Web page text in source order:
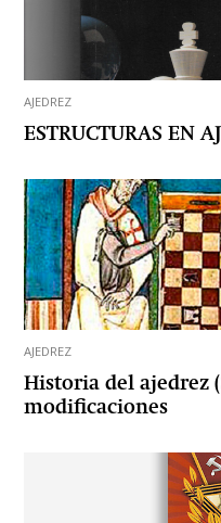
AJEDREZ
ESTRUCTURAS EN
AJEDREZ
Historia del ajedrez
modificaciones